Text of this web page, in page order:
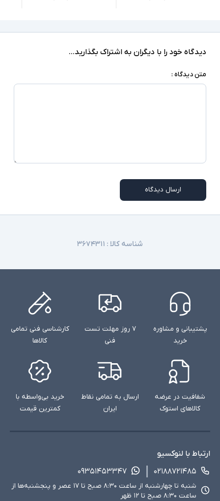
دیدگاه خود را با دیگران به اشتراک بگذارید...
متن دیدگاه :
ارسال دیدگاه
شناسه کالا : ۳۶۷۴۳۱۱
پشتیبانی و مشاوره
خرید
۷ روز مهلت تست
فنی
کارشناسی فنی تمامی
کالاها
شفافیت در عرضه
کالاهای استوک
ارسال به تمامی نقاط
ایران
خرید بی‌واسطه با
کمترین قیمت
ارتباط با لنوکسیو
۰۲۱۸۸۷۲۱۴۸۵
۰۹۳۵۱۴۵۳۳۴۷
شنبه تا چهارشنبه از ساعت ۸:۳۰ صبح تا ۱۷ عصر و پنجشنبه‌ها از
ساعت ۸:۳۰ صبح تا ۱۲ ظهر